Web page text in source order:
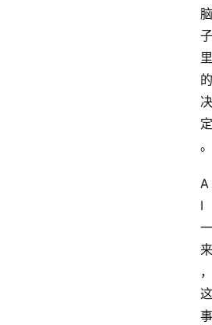
脑
子
里
的
决
定
。
A
I
一
来
，
这
事